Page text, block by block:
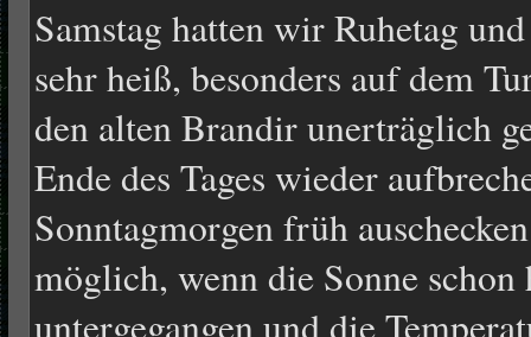
Samstag hatten wir Ruhetag
sehr heiß, besonders auf dem
den alten Brandir unerträglich
Ende des Tages wieder
Sonntagmorgen früh
möglich, wenn die Sonne
untergegangen und die